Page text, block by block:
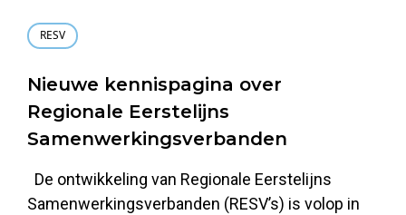
RESV
Nieuwe kennispagina over
Regionale Eerstelijns
Samenwerkingsverbanden
De ontwikkeling van Regionale Eerstelijns
Samenwerkingsverbanden (RESV’s) is volop in